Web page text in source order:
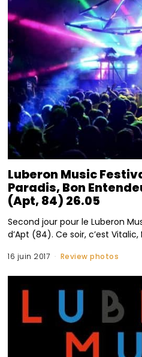
Luberon Music
Paradis, Bon
(Apt, 84) 26.05
Second jour pour le Luberon
d’Apt (84). Ce soir, c’est
16 juin 2017 Review photos